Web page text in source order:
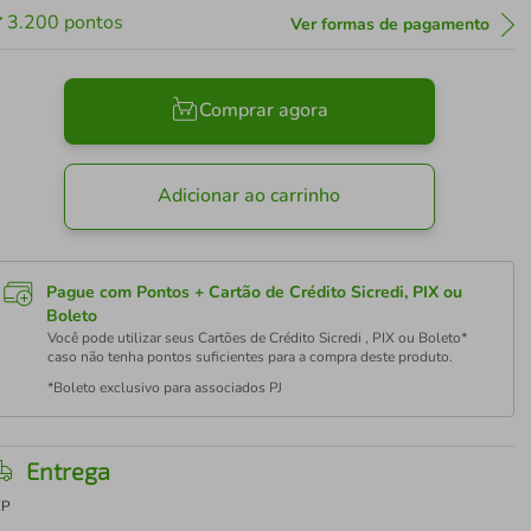
3.200 pontos Ver formas de pagamento
Comprar agora
Adicionar ao carrinho
Pague com Pontos + Cartão de Crédito Sicredi, PIX ou
Boleto
Você pode utilizar seus Cartões de Crédito Sicredi , PIX ou Boleto*
caso não tenha pontos suficientes para a compra deste produto.
*Boleto exclusivo para associados PJ
Entrega